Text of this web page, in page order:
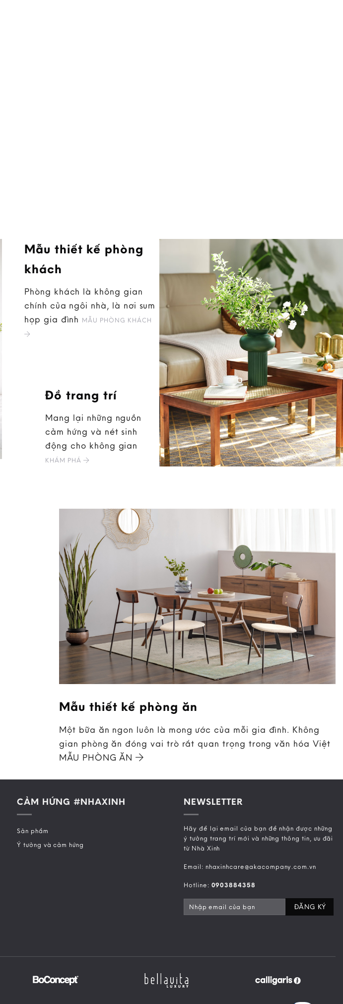
Mẫu thiết kế phòng
khách
Phòng khách là không gian
chính của ngôi nhà, là nơi sum
họp gia đình MẪU PHÒNG KHÁCH
Đồ trang trí
Mang lại những nguồn
cảm hứng và nét sinh
động cho không gian
KHÁM PHÁ
Mẫu thiết kế phòng ăn
Một bữa ăn ngon luôn là mong ước của mỗi gia đình. Không
gian phòng ăn đóng vai trò rất quan trọng trong văn hóa Việt
MẪU PHÒNG ĂN
CẢM HỨNG #NHAXINH
Sản phẩm
Ý tưởng và cảm hứng
NEWSLETTER
Hãy để lại email của bạn để nhận được những
ý tưởng trang trí mới và những thông tin, ưu đãi
từ Nhà Xinh
Email: nhaxinhcare@akacompany.com.vn
Hotline: 0903884358